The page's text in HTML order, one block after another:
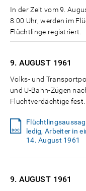
In der Zeit vom 9.
8.00 Uhr, werden im
Flüchtlinge registriert.
9. AUGUST 1961
Volks- und
und U-Bahn-Zügen
Fluchtverdächtige fest.
ledig, Arbeiter in
14. August 1961
9. AUGUST 1961